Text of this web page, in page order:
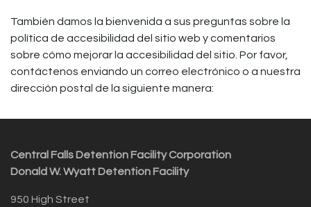
También damos la bienvenida a sus preguntas sobre la
política de accesibilidad del sitio web y comentarios
sobre cómo mejorar la accesibilidad del sitio. Por favor,
contáctenos enviando un correo electrónico o a nuestra
dirección postal de la siguiente manera:
Central Falls Detention Facility Corporation
Donald W. Wyatt Detention Facility
950 High Street